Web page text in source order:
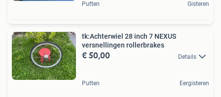
Putten Gisteren
tk:Achterwiel 28 inch 7 NEXUS
versnellingen rollerbrakes
€ 50,00 Details
Putten Eergisteren